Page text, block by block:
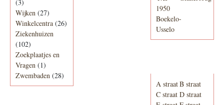
(3)
Wijken (27)
Winkelcentra (26)
Ziekenhuizen
(102)
Zoekplaatjes en
Vragen (1)
Zwembaden (28)
1950
Boekelo-
Usselo
A straatB straat
C straat D straat